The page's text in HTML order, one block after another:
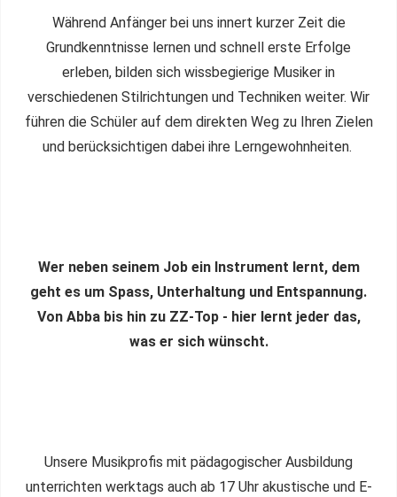
Während Anfänger bei uns innert kurzer Zeit die
Grundkenntnisse lernen und schnell erste Erfolge
erleben, bilden sich wissbegierige Musiker in
verschiedenen Stilrichtungen und Techniken weiter. Wir
führen die Schüler auf dem direkten Weg zu Ihren Zielen
und berücksichtigen dabei ihre Lerngewohnheiten.
Wer neben seinem Job ein Instrument lernt, dem
geht es um Spass, Unterhaltung und Entspannung.
Von Abba bis hin zu ZZ-Top - hier lernt jeder das,
was er sich wünscht.
Unsere Musikprofis mit pädagogischer Ausbildung
unterrichten werktags auch ab 17 Uhr akustische und E-